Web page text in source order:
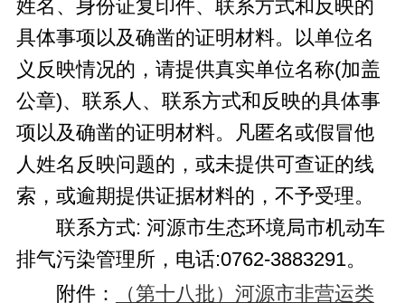
姓名、身份证复印件、联系方式和反映的
具体事项以及确凿的证明材料。以单位名
义反映情况的，请提供真实单位名称(加盖
公章)、联系人、联系方式和反映的具体事
项以及确凿的证明材料。凡匿名或假冒他
人姓名反映问题的，或未提供可查证的线
索，或逾期提供证据材料的，不予受理。
联系方式: 河源市生态环境局市机动车
排气污染管理所，电话:0762-3883291。
附件：
（第十八批）河源市非营运类